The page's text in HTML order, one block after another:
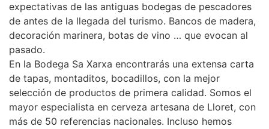
expectativas de las antiguas bodegas de pescadores
de antes de la llegada del turismo. Bancos de madera,
decoración marinera, botas de vino … que evocan al
pasado.
En la Bodega Sa Xarxa encontrarás una extensa carta
de tapas, montaditos, bocadillos, con la mejor
selección de productos de primera calidad. Somos el
mayor especialista en cerveza artesana de Lloret, con
más de 50 referencias nacionales. Incluso hemos